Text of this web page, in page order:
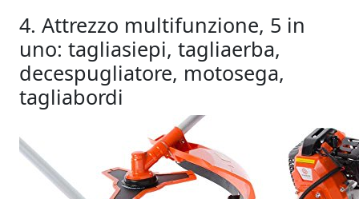
4. Attrezzo multifunzione, 5 in
uno: tagliasiepi, tagliaerba,
decespugliatore, motosega,
tagliabordi